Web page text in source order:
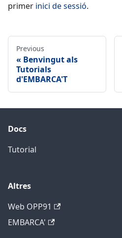
primer inici de sessió.
Previous
Benvingut als
Tutorials
d'EMBARCA'T
Docs
Tutorial
Altres
Web OPP91
EMBARCA'